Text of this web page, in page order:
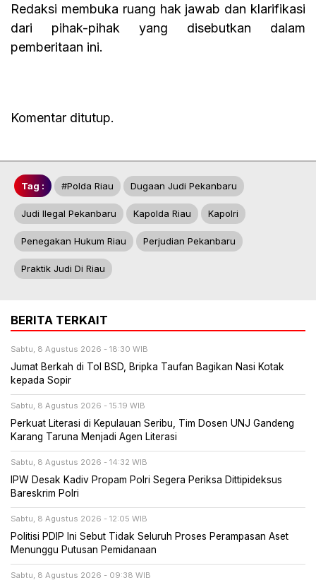
Redaksi membuka ruang hak jawab dan klarifikasi
dari pihak-pihak yang disebutkan dalam
pemberitaan ini.
Komentar ditutup.
Tag : #polda Riau Dugaan Judi Pekanbaru
Judi Ilegal Pekanbaru Kapolda Riau Kapolri
Penegakan Hukum Riau Perjudian Pekanbaru
Praktik Judi Di Riau
BERITA TERKAIT
Sabtu, 8 Agustus 2026 - 18:30 WIB
Jumat Berkah di Tol BSD, Bripka Taufan Bagikan Nasi Kotak
kepada Sopir
Sabtu, 8 Agustus 2026 - 15:19 WIB
Perkuat Literasi di Kepulauan Seribu, Tim Dosen UNJ Gandeng
Karang Taruna Menjadi Agen Literasi
Sabtu, 8 Agustus 2026 - 14:32 WIB
IPW Desak Kadiv Propam Polri Segera Periksa Dittipideksus
Bareskrim Polri
Sabtu, 8 Agustus 2026 - 12:05 WIB
Politisi PDIP Ini Sebut Tidak Seluruh Proses Perampasan Aset
Menunggu Putusan Pemidanaan
Sabtu, 8 Agustus 2026 - 09:38 WIB